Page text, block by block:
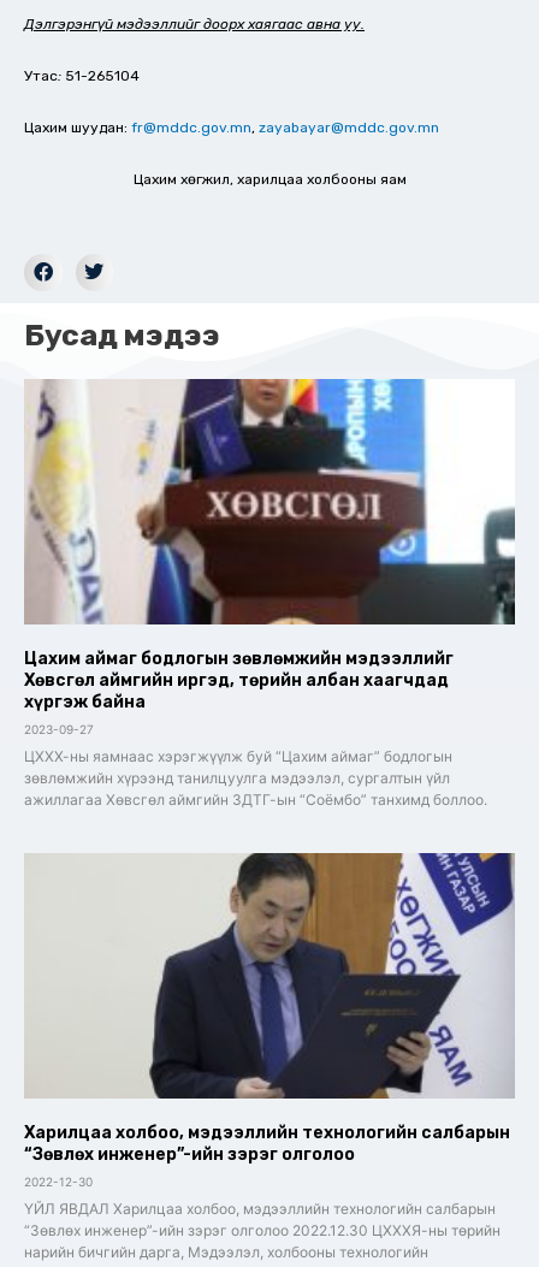
Дэлгэрэнгүй мэдээллийг доорх хаягаас авна уу.
Утас: 51-265104
Цахим шуудан: fr@mddc.gov.mn, zayabayar@mddc.gov.mn
Цахим хөгжил, харилцаа холбооны яам
Бусад мэдээ
Цахим аймаг бодлогын зөвлөмжийн мэдээллийг
Хөвсгөл аймгийн иргэд, төрийн албан хаагчдад
хүргэж байна
2023-09-27
ЦХХХ-ны яамнаас хэрэгжүүлж буй “Цахим аймаг” бодлогын
зөвлөмжийн хүрээнд танилцуулга мэдээлэл, сургалтын үйл
ажиллагаа Хөвсгөл аймгийн ЗДТГ-ын “Соёмбо” танхимд боллоо.
Харилцаа холбоо, мэдээллийн технологийн салбарын
“Зөвлөх инженер”-ийн зэрэг олголоо
2022-12-30
ҮЙЛ ЯВДАЛ Харилцаа холбоо, мэдээллийн технологийн салбарын
“Зөвлөх инженер”-ийн зэрэг олголоо 2022.12.30 ЦХХХЯ-ны төрийн
нарийн бичгийн дарга, Мэдээлэл, холбооны технологийн